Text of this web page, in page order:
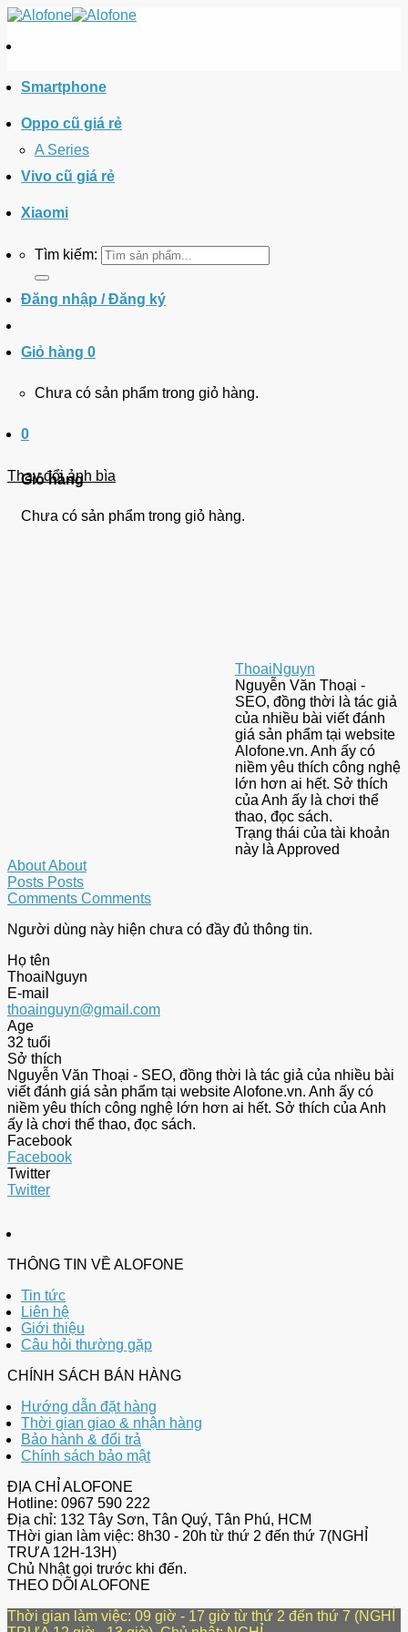
Smartphone
Oppo cũ giá rẻ
A Series
Vivo cũ giá rẻ
Xiaomi
Tìm kiếm:
Đăng nhập / Đăng ký
Giỏ hàng 0
Chưa có sản phẩm trong giỏ hàng.
0
Giỏ hàng
Chưa có sản phẩm trong giỏ hàng.
Thay đổi ảnh bìa
ThoaiNguyn
Nguyễn Văn Thoại -
SEO, đồng thời là tác giả
của nhiều bài viết đánh
giá sản phẩm tại website
Alofone.vn. Anh ấy có
niềm yêu thích công nghệ
lớn hơn ai hết. Sở thích
của Anh ấy là chơi thể
thao, đọc sách.
Trạng thái của tài khoản
này là Approved
AboutAbout
Posts Posts
Comments Comments
Người dùng này hiện chưa có đầy đủ thông tin.
Họ tên
ThoaiNguyn
E-mail
thoainguyn@gmail.com
Age
32 tuổi
Sở thích
Nguyễn Văn Thoại - SEO, đồng thời là tác giả của nhiều bài
viết đánh giá sản phẩm tại website Alofone.vn. Anh ấy có
niềm yêu thích công nghệ lớn hơn ai hết. Sở thích của Anh
ấy là chơi thể thao, đọc sách.
Facebook
Facebook
Twitter
Twitter
THÔNG TIN VỀ ALOFONE
Tin tức
Liên hệ
Giới thiệu
Câu hỏi thường gặp
CHÍNH SÁCH BÁN HÀNG
Hướng dẫn đặt hàng
Thời gian giao & nhận hàng
Bảo hành & đổi trả
Chính sách bảo mật
ĐỊA CHỈ ALOFONE
Hotline: 0967 590 222
Địa chỉ: 132 Tây Sơn, Tân Quý, Tân Phú, HCM
THời gian làm việc: 8h30 - 20h từ thứ 2 đến thứ 7(NGHỈ
TRƯA 12H-13H)
Chủ Nhật gọi trước khi đến.
THEO DÕI ALOFONE
Thời gian làm việc: 09 giờ - 17 giờ từ thứ 2 đến thứ 7 (NGHỈ